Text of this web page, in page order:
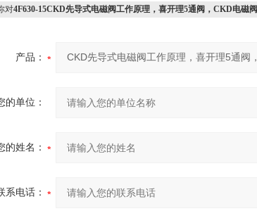
对4F630-15CKD先导式电磁阀工作原理，喜开理5通阀，CKD电磁阀
产品：
的单位：
的姓名：
系电话：